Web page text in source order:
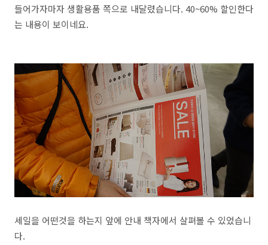
들어가자마자 생활용품 쪽으로 내달렸습니다. 40~60% 할인한다
는 내용이 보이네요.
세일을 어떤것을 하는지 앞에 안내 책자에서 살펴볼 수 있었습니
다.